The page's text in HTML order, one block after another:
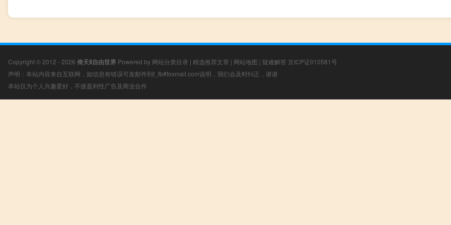
Copyright © 2012 - 2026 倚天Ⅱ自由世界 Powered by 网站分类目录 | 精选推荐文章 | 网站地图 | 疑难解答 京ICP证010581号
声明：本站内容来自互联网，如信息有错误可发邮件到f_fb#foxmail.com说明，我们会及时纠正，谢谢
本站仅为个人兴趣爱好，不接盈利性广告及商业合作